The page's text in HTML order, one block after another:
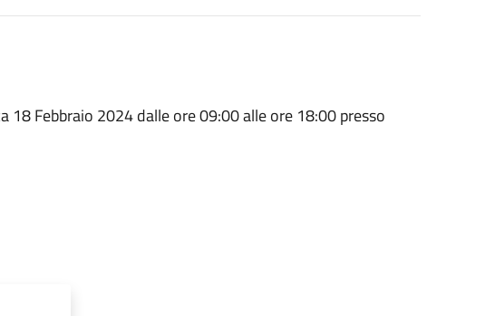
Febbraio 2024 dalle ore 09:00 alle ore 18:00 presso